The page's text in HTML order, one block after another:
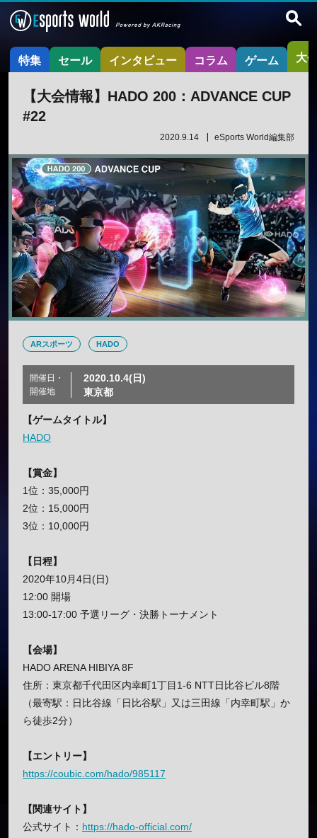
特集 セール インタビュー コラム ゲーム 大
【大会情報】HADO 200：ADVANCE CUP
#22
2020.9.14 eSports World編集部
ARスポーツ HADO
開催日・
開催地
2020.10.4(日)
東京都
【ゲームタイトル】
HADO
【賞金】
1位：35,000円
2位：15,000円
3位：10,000円
【日程】
2020年10月4日(日)
12:00 開場
13:00-17:00 予選リーグ・決勝トーナメント
【会場】
HADO ARENA HIBIYA 8F
住所：東京都千代田区内幸町1丁目1-6 NTT日比谷ビル8階
（最寄駅：日比谷線「日比谷駅」又は三田線「内幸町駅」か
ら徒歩2分）
【エントリー】
https://coubic.com/hado/985117
【関連サイト】
公式サイト： https://hado-official.com/